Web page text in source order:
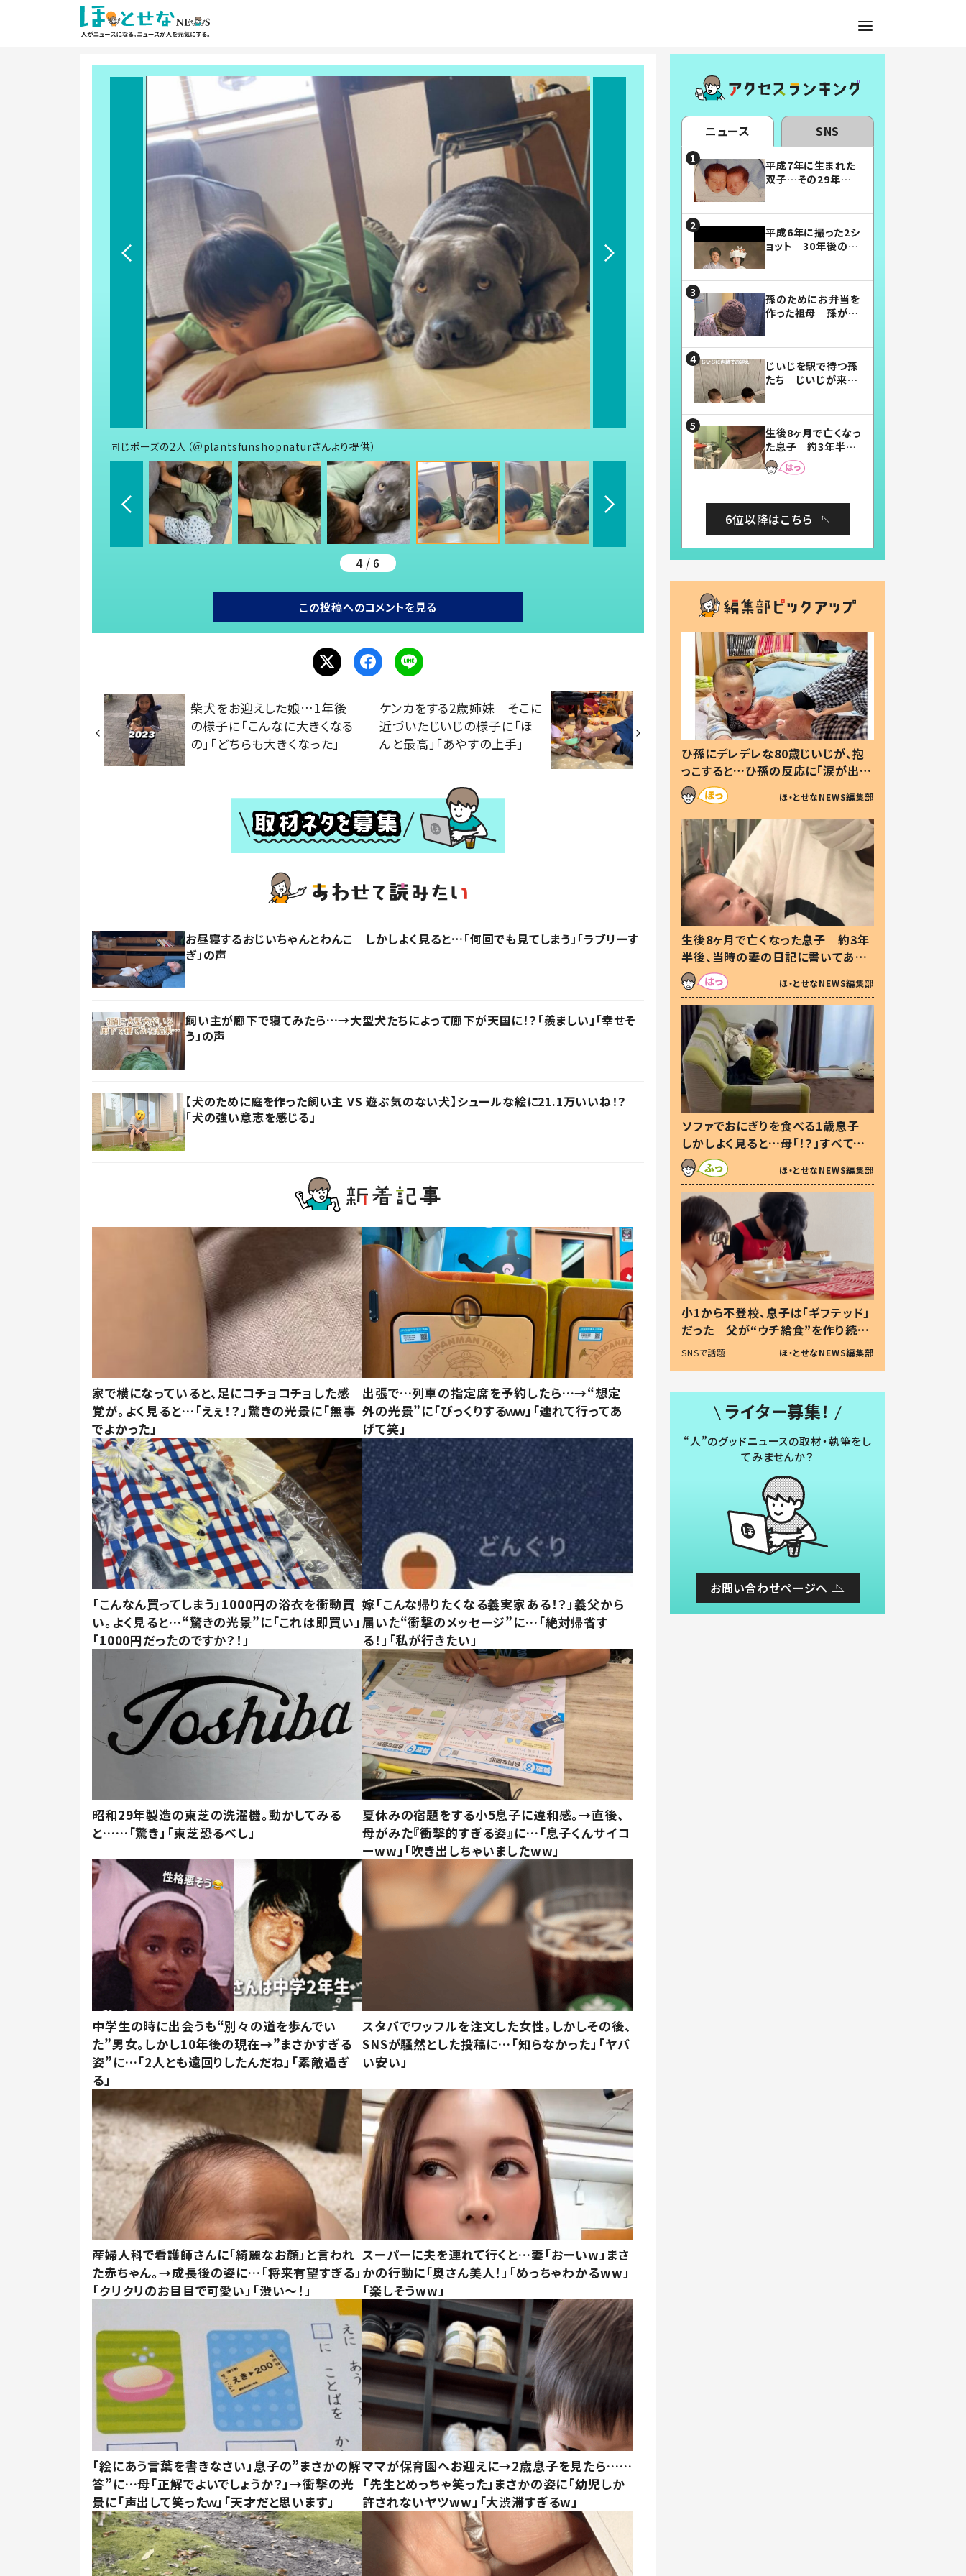
同じポーズの2人（＠plantsfunshopnaturさんより提供）
4 / 6
この投稿へのコメントを見る
柴犬をお迎えした娘…1年後
の様子に「こんなに大きくなる
の」「どちらも大きくなった」
ケンカをする2歳姉妹 そこに
近づいたじいじの様子に「ほ
んと最高」「あやすの上手」
お昼寝するおじいちゃんとわんこ しかしよく見ると…「何回でも見てしまう」「ラブリーす
ぎ」の声
飼い主が廊下で寝てみたら…→大型犬たちによって廊下が天国に！？「羨ましい」「幸せそ
う」の声
【犬のために庭を作った飼い主 VS 遊ぶ気のない犬】シュールな絵に21.1万いいね！？
「犬の強い意志を感じる」
家で横になっていると、足にコチョコチョした感
覚が。よく見ると…「えぇ！？」驚きの光景に「無事
でよかった」
出張で…列車の指定席を予約したら…→“想定
外の光景”に「びっくりするｗｗ」「連れて行ってあ
げて笑」
「こんなん買ってしまう」1000円の浴衣を衝動買
い。よく見ると…“驚きの光景”に「これは即買い」
「1000円だったのですか？！」
嫁「こんな帰りたくなる義実家ある！？」義父から
届いた“衝撃のメッセージ”に…「絶対帰省す
る！」「私が行きたい」
昭和29年製造の東芝の洗濯機。動かしてみる
と……「驚き」「東芝恐るべし」
夏休みの宿題をする小5息子に違和感。→直後、
母がみた『衝撃的すぎる姿』に…「息子くんサイコ
ーww」「吹き出しちゃいましたww」
中学生の時に出会うも“別々の道を歩んでい
た”男女。しかし10年後の現在→”まさかすぎる
姿”に…「2人とも遠回りしたんだね」「素敵過ぎ
る」
スタバでワッフルを注文した女性。しかしその後、
SNSが騒然とした投稿に…「知らなかった」「ヤバ
い安い」
産婦人科で看護師さんに「綺麗なお顔」と言われ
た赤ちゃん。→成長後の姿に…「将来有望すぎる」
「クリクリのお目目で可愛い」「渋い～！」
スーパーに夫を連れて行くと…妻「おーいw」まさ
かの行動に「奥さん美人！」「めっちゃわかるww」
「楽しそうww」
「絵にあう言葉を書きなさい」息子の”まさかの解
答”に…母「正解でよいでしょうか？」→衝撃の光
景に「声出して笑ったｗ」「天才だと思います」
ママが保育園へお迎えに→2歳息子を見たら……
「先生とめっちゃ笑った」まさかの姿に「幼児しか
許されないヤツww」「大渋滞すぎるw」
ニュース SNS
平成7年に生まれた
双子…その29年後
平成6年に撮った2シ
ョット 30年後の姿
孫のためにお弁当を
作った祖母 孫が絶
じいじを駅で待つ孫
たち じいじが来た
まらない」「幸せにな
れる」
生後8ヶ月で亡くなっ
た息子 約3年半
後、当時の妻の日記
に書いてあった本音
6位以降はこちら
ひ孫にデレデレな80歳じいじが、抱
っこすると…ひ孫の反応に「涙が出ま
した」「可愛くて仕方ない」
ほ・とせなNEWS編集部
生後8ヶ月で亡くなった息子 約3年
半後、当時の妻の日記に書いてあっ
た本音とは
ほ・とせなNEWS編集部
ソファでおにぎりを食べる1歳息子
しかしよく見ると…母「！？」すべてを
察した母の投稿に「可愛いから許
す！」「現行犯〜」
ほ・とせなNEWS編集部
小1から不登校、息子は「ギフテッド」
だった 父が“ウチ給食”を作り続け
る理由とは #令和の親 #令和の子
SNSで話題 ほ・とせなNEWS編集部
ライター募集！
“人”のグッドニュースの取材・執筆をし
てみませんか？
お問い合わせページへ